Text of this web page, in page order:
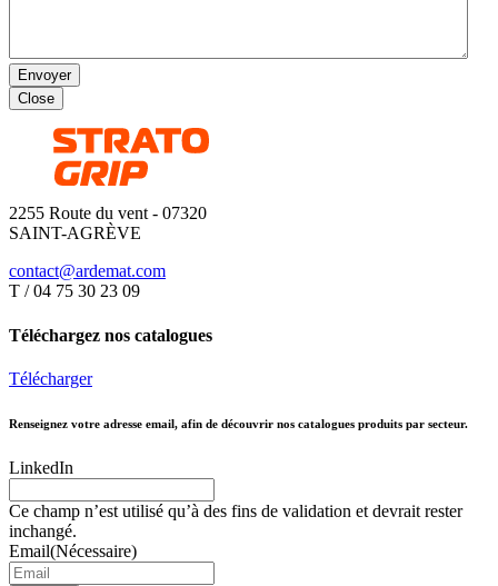
Envoyer
Close
2255 Route du vent - 07320
SAINT-AGRÈVE
contact@ardemat.com
T / 04 75 30 23 09
Téléchargez nos catalogues
Télécharger
Renseignez votre adresse email, afin de découvrir nos catalogues produits par secteur.
LinkedIn
Ce champ n’est utilisé qu’à des fins de validation et devrait rester
inchangé.
Email(Nécessaire)